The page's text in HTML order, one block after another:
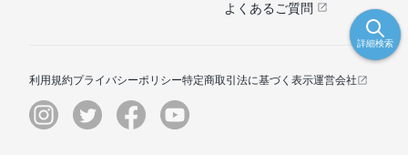
詳細検索
よくあるご質問
利用規約プライバシーポリシー特定商取引法に基づく表示運営会社